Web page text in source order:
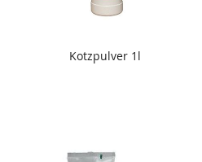
Kotzpulver 1l